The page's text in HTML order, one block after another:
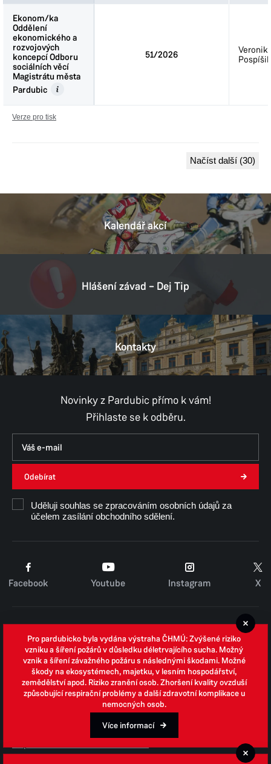
Ekonom/ka
Oddělení
ekonomického a
rozvojových
koncepcí Odboru
sociálních věcí
Magistrátu města
Pardubic
51/2026
Ekonom/ka
Oddělení
ekonomického a
rozvojových
koncepcí Odboru
sociálních věcí
Magistrátu města
Pardubic
Verze pro tisk
Načíst další (30)
Kalendář akcí
Hlášení závad – Dej Tip
Kontakty
Novinky z Pardubic přímo k vám!
Přihlaste se k odběru.
Odebírat
Uděluji souhlas se zpracováním osobních údajů za
účelem zasílání obchodního sdělení.
Facebook Youtube Instagram X
Zpracování osobních údajů
Whistleblowing
Open data
Povinně zveřejňované informace
Prohlášení o přístupnosti
Odpovědi na žádosti o informace
Pro pardubicko byla vydána výstraha ČHMÚ: Zvýšené riziko
vzniku a šíření požárů v důsledku déletrvajícího sucha. Možný
vznik a šíření závažného požáru s následnými škodami. Možné
škody na ekosystémech, majetku, v lesním hospodářství,
zemědělství apod. Riziko zranění osob. Zhoršení kvality ovzduší
způsobující respirační problémy a další zdravotní komplikace u
nemocných osob.
Více informací